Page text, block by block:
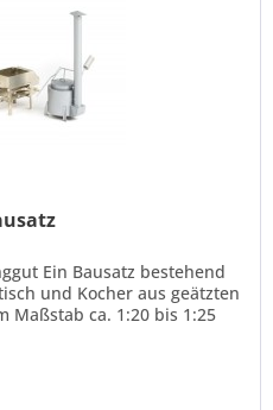
Ein Bausatz bestehend
und Kocher aus geätzten
Maßstab ca. 1:20 bis 1:25